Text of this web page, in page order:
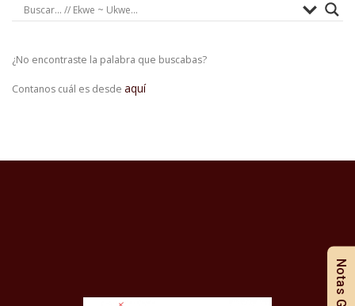
¿No encontraste la palabra que buscabas?
Contanos cuál es desde aquí